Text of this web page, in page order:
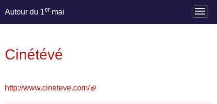
Autour du 1er mai
Cinétévé
http://www.cineteve.com/